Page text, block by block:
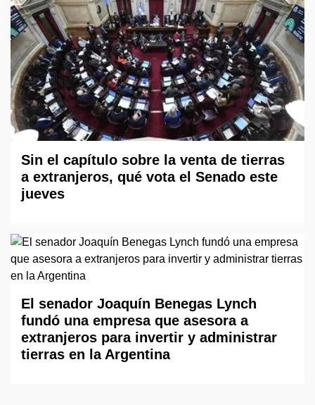
Sin el capítulo sobre la venta de tierras
a extranjeros, qué vota el Senado este
jueves
El senador Joaquín Benegas Lynch
fundó una empresa que asesora a
extranjeros para invertir y administrar
tierras en la Argentina